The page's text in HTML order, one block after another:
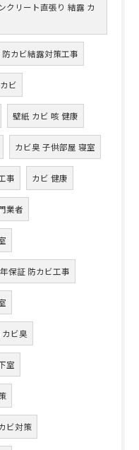
クリート直張り 結露 カ
カビ結露対策工事
ビ
壁紙 カビ 咳 健康
カビ臭 子供部屋 寝室
事 カビ 健康
業者
保証 防カビ工事
ビ臭
室
ビ対策